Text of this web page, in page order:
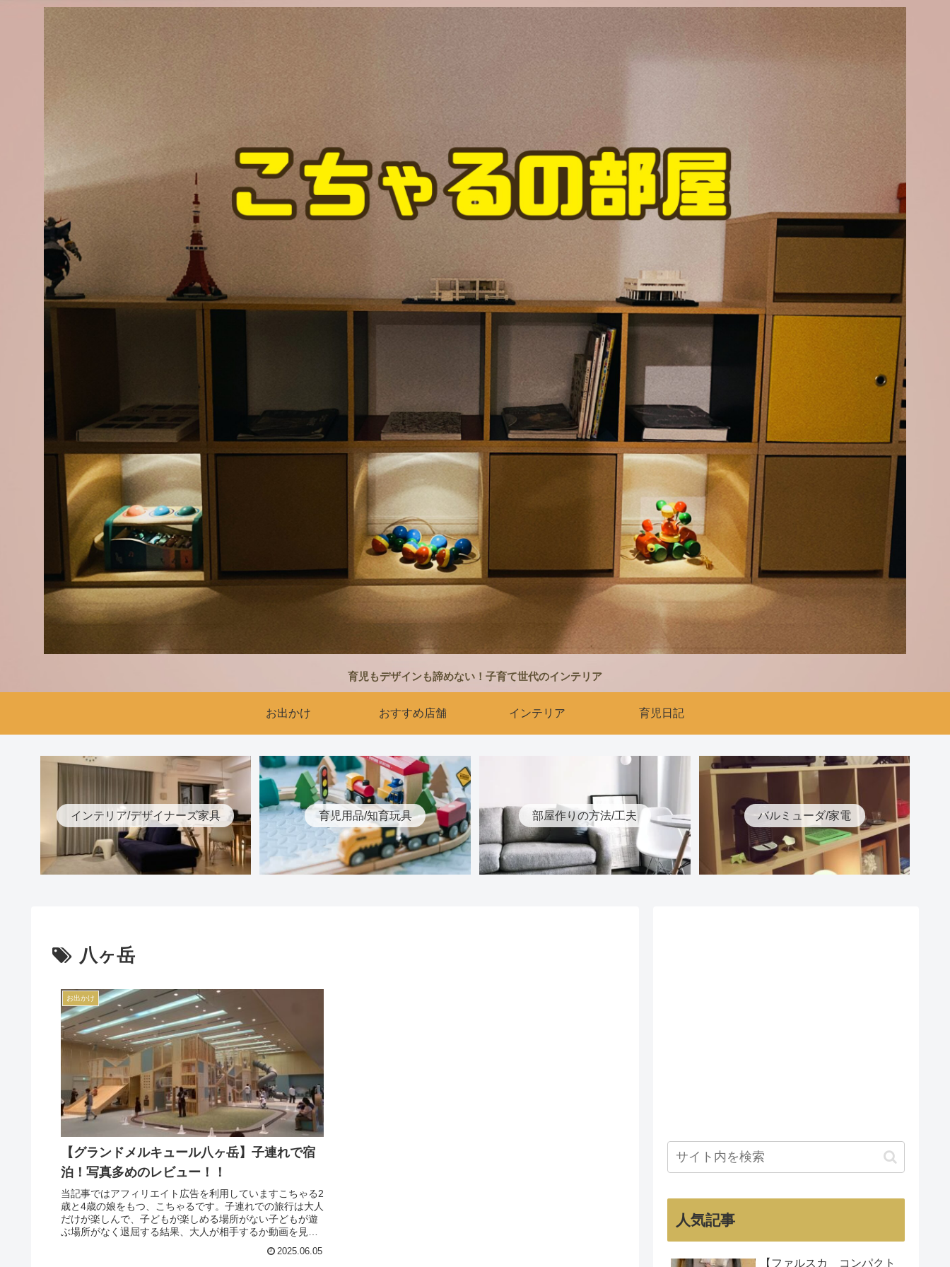
育児もデザインも諦めない！子育て世代のインテリア
お出かけ おすすめ店舗 インテリア 育児日記
インテリア/デザイナーズ家具 育児用品/知育玩具 部屋作りの方法/工夫 バルミューダ/家電
八ヶ岳
お出かけ
【グランドメルキュール八ヶ岳】子連れで宿
泊！写真多めのレビュー！！
当記事ではアフィリエイト広告を利用していますこちゃる2
歳と4歳の娘をもつ、こちゃるです。子連れでの旅行は大人
だけが楽しんで、子どもが楽しめる場所がない子どもが遊
ぶ場所がなく退屈する結果、大人が相手するか動画を見せ
2025.06.05
人気記事
【ファルスカ コンパクト